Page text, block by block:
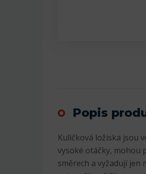
Popis
Kuličková ložiska jsou
vysoké otáčky, mohou
směrech a vyžadují